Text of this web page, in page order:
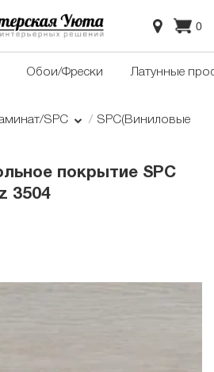
0
Обои/Фрески Латунные
SPC
SPC(Виниловые
покрытие SPC
3504